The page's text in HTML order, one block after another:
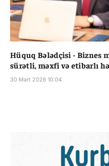
Hüquq Bələdçisi - Biznes
sürətli, məxfi və etibarlı
30 Mart 2026 10:04